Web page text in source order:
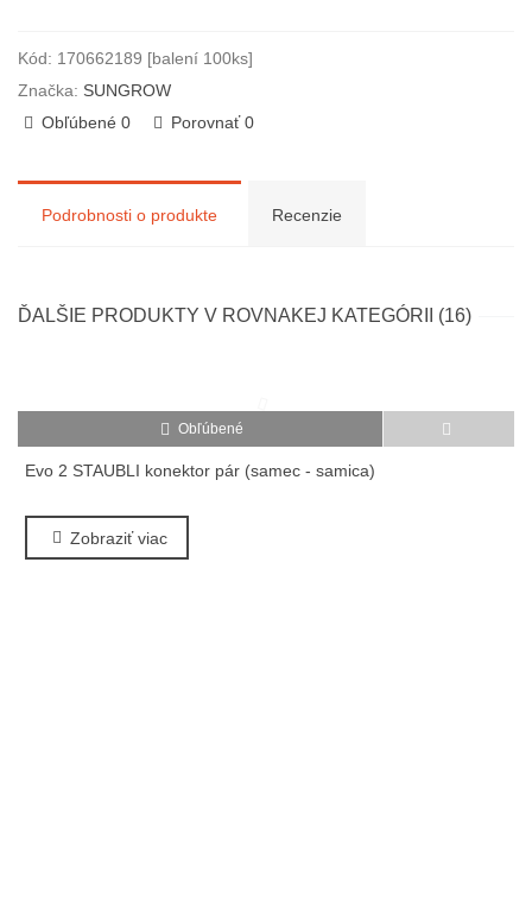
Kód: 170662189 [balení 100ks]
Značka: SUNGROW
Obľúbené 0 Porovnať 0
Podrobnosti o produkte Recenzie
ĎALŠIE PRODUKTY V ROVNAKEJ KATEGÓRII (16)
Obľúbené
Evo 2 STAUBLI konektor pár (samec - samica)
Zobraziť viac